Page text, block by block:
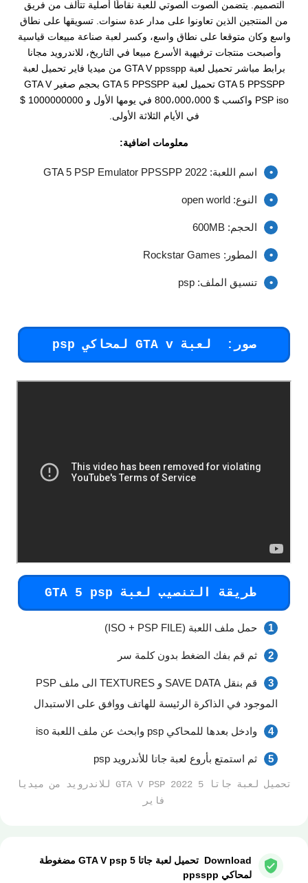
التصميم. يتضمن الصوت الصوتي للعبة نقاطًا أصلية تتألف من فريق
من المنتجين الذين تعاونوا على مدار عدة سنوات. تسويقها على نطاق
واسع وكان متوقعا على نطاق واسع، وكسر لعبة صناعة مبيعات قياسية
وأصبحت منتجات ترفيهية الأسرع مبيعا في التاريخ، للاندرويد مجانا
برابط مباشر تحميل لعبة GTA V ppsspp من ميديا فاير تحميل لعبة
GTA 5 PPSSPP تحميل لعبة GTA 5 PPSSPP بحجم صغير GTA V
PSP iso واكسب $ 800،000،000 في يومها الأول و 1000000000 $
في الأيام الثلاثة الأولى.
معلومات اضافية:
اسم اللعبة: 2022 GTA 5 PSP Emulator PPSSPP
النوع: open world
الحجم: 600MB
المطور: Rockstar Games
تنسيق الملف: psp
صور: لعبة GTA v لمحاكي psp
طريقة التنصيب لعبة
حمل ملف اللعبة (ISO + PSP FILE)
ثم قم بفك الضغط بدون كلمة سر
قم بنقل SAVE DATA و TEXTURES الى ملف PSP
الموجود في الذاكرة الرئيسة للهاتف ووافق على الاستبدال
وادخل بعدها للمحاكي psp وابحث عن ملف اللعبة iso
ثم استمتع بأروع لعبة جاتا للأندرويد psp
تحميل لعبة جاتا 5 GTA V PSP 2022 للاندرويد من ميديا
فاير
Download تحميل لعبة جاتا 5 GTA V psp مضغوطة
لمحاكي ppsspp